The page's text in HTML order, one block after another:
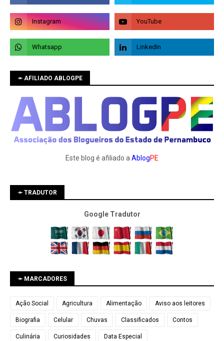
➛ AFILIADO ABLOGPE
Este blog é afiliado aAblogPE
➛ TRADUTOR
Google Tradutor
➛ MARCADORES
Ação Social Agricultura Alimentação Aviso aos leitores
Biografia Celular Chuvas Classificados Contos
Culinária Curiosidades Data Especial